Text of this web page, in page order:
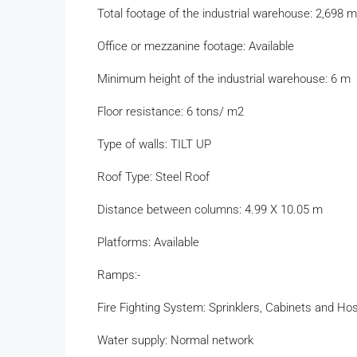
Total footage of the industrial warehouse: 2,698
Office or mezzanine footage: Available
Minimum height of the industrial warehouse: 6 m
Floor resistance: 6 tons/ m2
Type of walls: TILT UP
Roof Type: Steel Roof
Distance between columns: 4.99 X 10.05 m
Platforms: Available
Ramps:-
Fire Fighting System: Sprinklers, Cabinets and
Water supply: Normal network